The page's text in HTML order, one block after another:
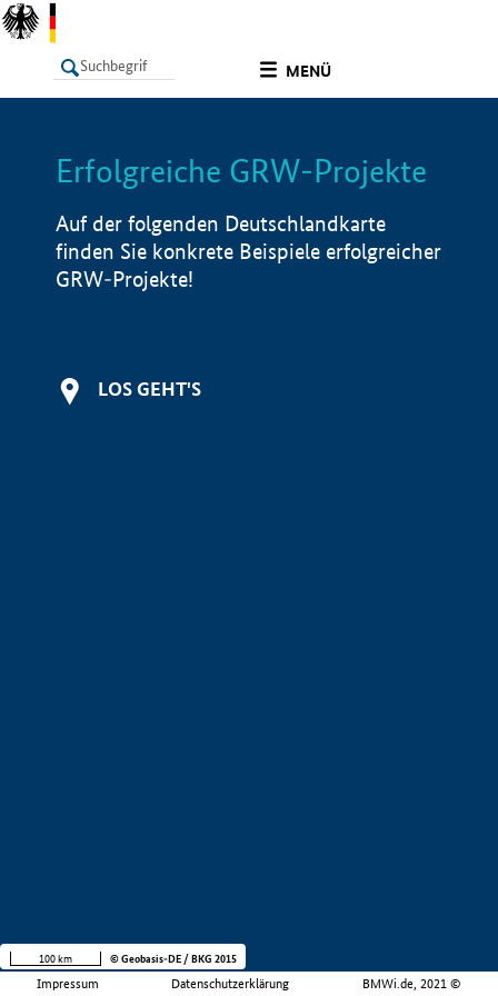
MENÜ
LISTE Info
Erfolgreiche GRW-Projekte
Auf der folgenden Deutschlandkarte
finden Sie konkrete Beispiele erfolgreicher
GRW-Projekte!
LOS GEHT'S
Impressum Datenschutzerklärung BMWi.de, 2021 ©
100 km © Geobasis-DE / BKG 2015